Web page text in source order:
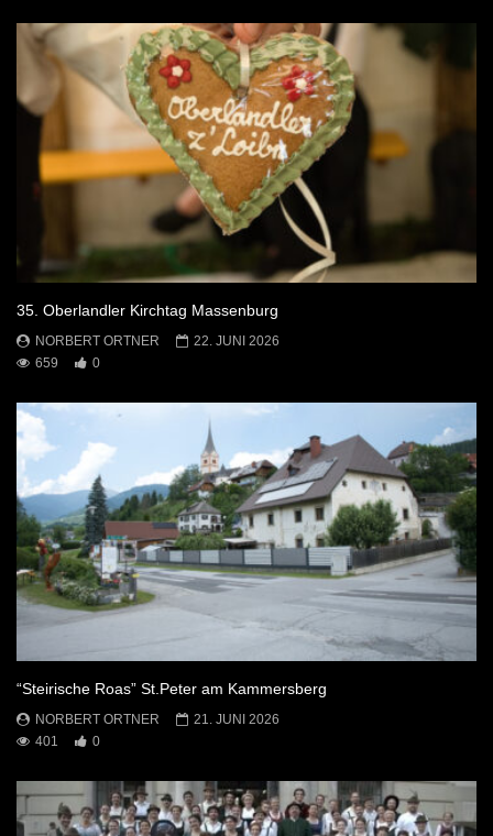
35. Oberlandler Kirchtag Massenburg
NORBERT ORTNER
22. JUNI 2026
659
0
“Steirische Roas” St.Peter am Kammersberg
NORBERT ORTNER
21. JUNI 2026
401
0